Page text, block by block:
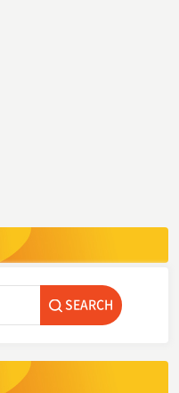
SEARCH